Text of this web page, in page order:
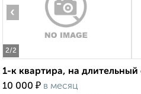
2/2
‹
1-к квартира, на
10 000 ₽ в месяц